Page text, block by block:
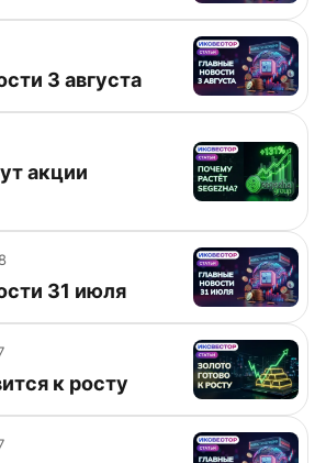
3 августа
акции
31 июля
к росту